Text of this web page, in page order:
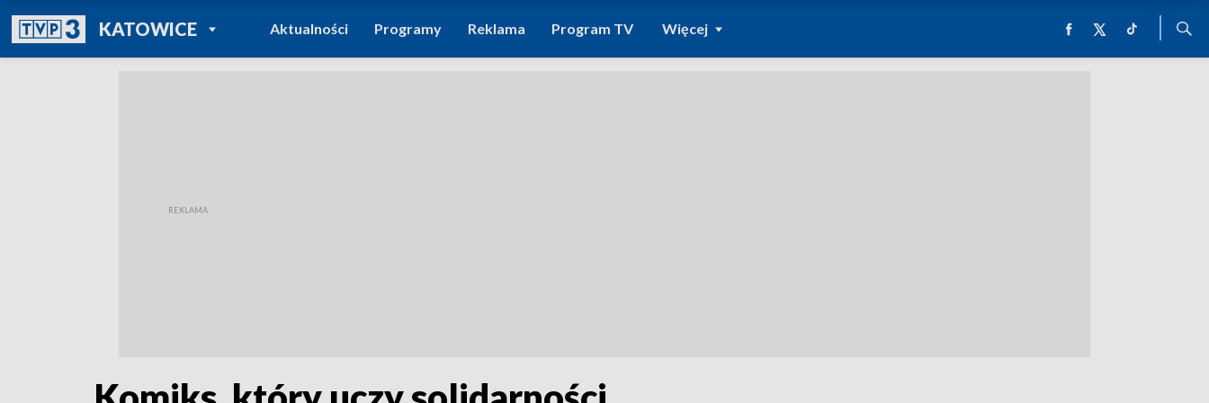
KATOWICEPOWRÓT DO
TVP REGIONY
Aktualności Programy Reklama Program TV Więcej